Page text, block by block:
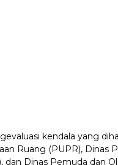
kendala yang
Ruang (PUPR), Dinas
Dinas Pemuda dan